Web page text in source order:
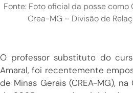
Fonte: Foto oficial da posse como
Crea-MG – Divisão de
O professor substituto do
Amaral, foi recentemente
de Minas Gerais (CREA-MG),